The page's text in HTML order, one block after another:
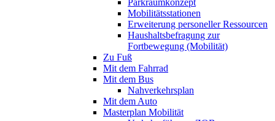
Parkraumkonzept
Mobilitätsstationen
Erweiterung personeller Ressourcen
Haushaltsbefragung zur
Fortbewegung (Mobilität)
Zu Fuß
Mit dem Fahrrad
Mit dem Bus
Nahverkehrsplan
Mit dem Auto
Masterplan Mobilität